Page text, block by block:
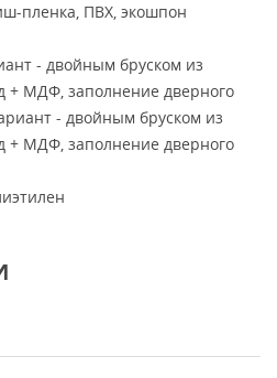
пленка, ПВХ, экошпон
- двойным бруском из
+ МДФ, заполнение дверного
- двойным бруском из
+ МДФ, заполнение дверного